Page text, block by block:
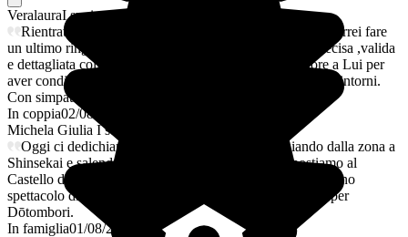
VeralauraI suoi preferiti
Rientrati dopo un meraviglioso viaggio in Hokkaido, vorrei fare
un ultimo ringraziamento ad Alin per la sua preziosa, precisa ,valida
e dettagliata collaborazione. Un ringraziamento ulteriore a Lui per
aver condiviso delle magnifiche ore insieme a Kushiro e dintorni.
Con simpatia Veralura e Maurizio
In coppia02/08/2026
Michela Giulia I suoi preferiti
Oggi ci dedichiamo alla scoperta di Osaka, iniziando dalla zona a
Shinsekai e salendo sulla torre Tsūtenkak, poi ci spostiamo al
Castello di Osaka e terminiamo la giornata assistendo ad uno
spettacolo di lottatori di sumo ed facendo un ultimo giro per
Dōtombori.
In famiglia01/08/2026